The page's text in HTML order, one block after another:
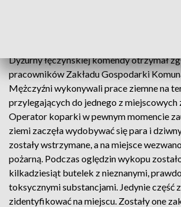
Dyżurny łęczyńskiej komendy otrzymał
pracowników Zakładu Gospodarki
Mężczyźni wykonywali prace ziemne na
przylegających do jednego z miejscowych
Operator koparki w pewnym momencie
ziemi zaczęła wydobywać się para i
zostały wstrzymane, a na miejsce
pożarną. Podczas oględzin wykopu
kilkadziesiąt butelek z nieznanymi,
toksycznymi substancjami. Jedynie część z
zidentyfikować na miejscu. Zostały one